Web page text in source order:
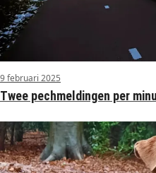
9 februari 2025
Twee pechmeldingen per